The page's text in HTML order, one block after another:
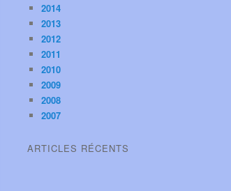
2014
2013
2012
2011
2010
2009
2008
2007
ARTICLES RÉCENTS